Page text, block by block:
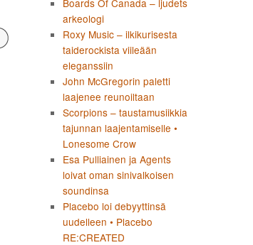
Kommentoi
Boards Of Canada – ljudets
arkeologi
Roxy Music – ilkikurisesta
taiderockista viileään
eleganssiin
John McGregorin paletti
laajenee reunoiltaan
Scorpions – taustamusiikkia
tajunnan laajentamiselle •
Lonesome Crow
Esa Pulliainen ja Agents
loivat oman sinivalkoisen
soundinsa
Placebo loi debyyttinsä
uudelleen • Placebo
RE:CREATED